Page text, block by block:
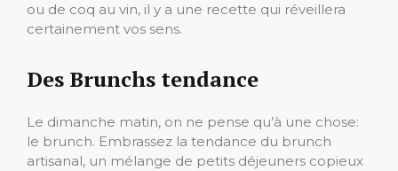
ou de coq au vin, il y a une recette qui réveillera
certainement vos sens.
Des Brunchs tendance
Le dimanche matin, on ne pense qu’à une chose:
le brunch. Embrassez la tendance du brunch
artisanal, un mélange de petits déjeuners copieux